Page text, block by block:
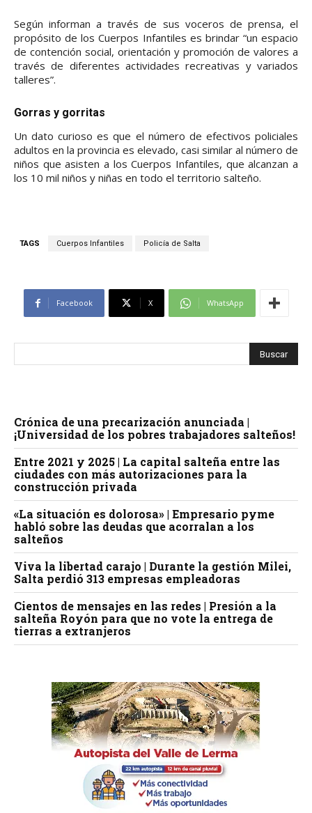
Según informan a través de sus voceros de prensa, el
propósito de los Cuerpos Infantiles es brindar “un espacio
de contención social, orientación y promoción de valores a
través de diferentes actividades recreativas y variados
talleres”.
Gorras y gorritas
Un dato curioso es que el número de efectivos policiales
adultos en la provincia es elevado, casi similar al número de
niños que asisten a los Cuerpos Infantiles, que alcanzan a
los 10 mil niños y niñas en todo el territorio salteño.
TAGS Cuerpos Infantiles Policía de Salta
Facebook X WhatsApp
Crónica de una precarización anunciada |
¡Universidad de los pobres trabajadores salteños!
Entre 2021 y 2025 | La capital salteña entre las
ciudades con más autorizaciones para la
construcción privada
«La situación es dolorosa» | Empresario pyme
habló sobre las deudas que acorralan a los
salteños
Viva la libertad carajo | Durante la gestión Milei,
Salta perdió 313 empresas empleadoras
Cientos de mensajes en las redes | Presión a la
salteña Royón para que no vote la entrega de
tierras a extranjeros